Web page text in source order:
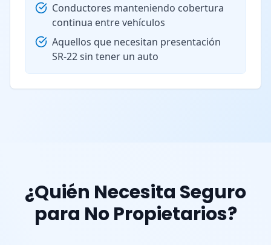
Conductores manteniendo cobertura
continua entre vehículos
Aquellos que necesitan presentación
SR-22 sin tener un auto
¿Quién Necesita Seguro
para No Propietarios?